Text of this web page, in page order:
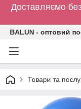
Доставляємо
BALUN - оптовий
Товари та